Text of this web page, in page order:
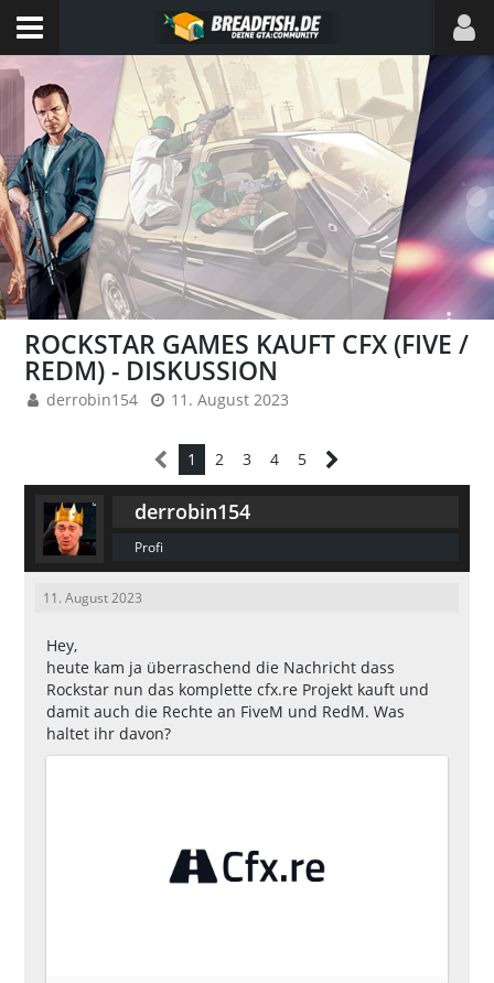
ROCKSTAR GAMES KAUFT CFX (FIVE /
REDM) - DISKUSSION
derrobin154 11. August 2023
1 2 3 4 5
derrobin154
Profi
11. August 2023
Hey,
heute kam ja überraschend die Nachricht dass
Rockstar nun das komplette cfx.re Projekt kauft und
damit auch die Rechte an FiveM und RedM. Was
haltet ihr davon?